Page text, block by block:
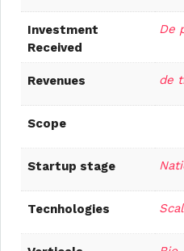
Investment
Received
De
Revenues de
Scope
Startup stage
Tecnhologies